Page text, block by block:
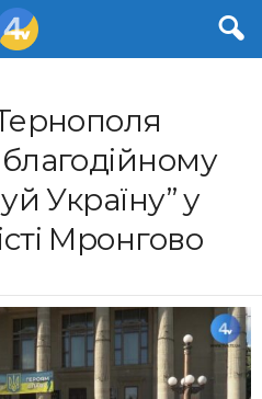
Україну” у
Мронгово